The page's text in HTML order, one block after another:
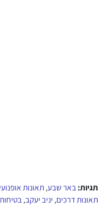
תגיות:באר שבע,תאונות
תאונות דרכים, יניב יעקב,